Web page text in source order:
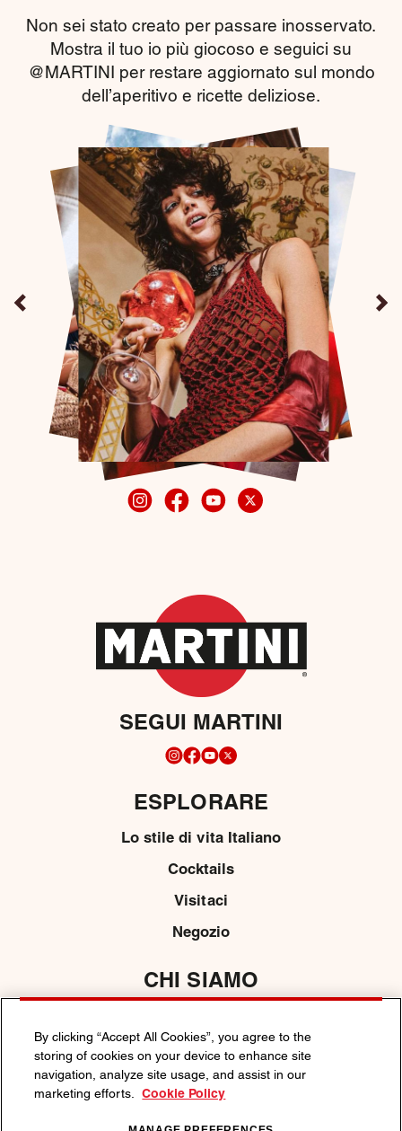
Non sei stato creato per passare inosservato.
Mostra il tuo io più giocoso e seguici su
@MARTINI per restare aggiornato sul mondo
dell’aperitivo e ricette deliziose.
SEGUI MARTINI
ESPLORARE
Lo stile di vita Italiano
Cocktails
Visitaci
Negozio
CHI SIAMO
Media
By clicking “Accept All Cookies”, you agree to the
storing of cookies on your device to enhance site
navigation, analyze site usage, and assist in our
marketing efforts.
Cookie Policy